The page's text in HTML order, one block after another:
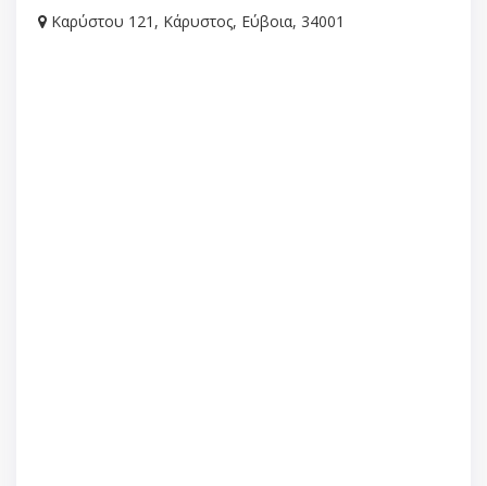
Καρύστου 121, Κάρυστος, Εύβοια, 34001